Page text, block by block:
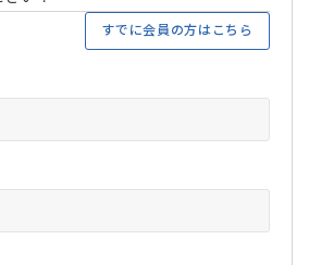
すでに会員の方はこちら